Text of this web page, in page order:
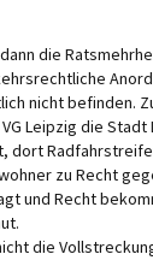
die
nicht befinden.
Leipzig die
dort
zu Recht
und Recht
die